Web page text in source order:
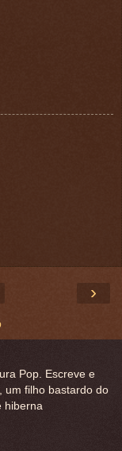
›
Pop. Escreve e
um filho bastardo do
hiberna